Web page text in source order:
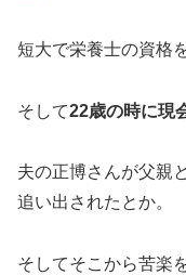
短大で栄養士の資格
そして22歳の時に現
夫の正博さんが父親
追い出されたとか。
そしてそこから苦楽